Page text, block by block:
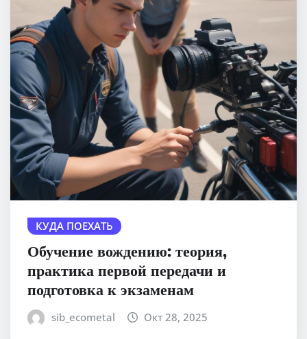
КУДА ПОЕХАТЬ
Обучение вождению: теория,
практика первой передачи и
подготовка к экзаменам
sib_ecometal Окт 28, 2025